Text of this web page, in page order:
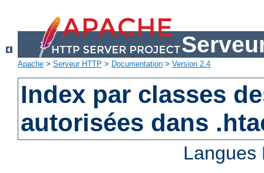
Apache > Serveur HTTP > Documentation > Version 2.4
Index par classes
autorisées dans